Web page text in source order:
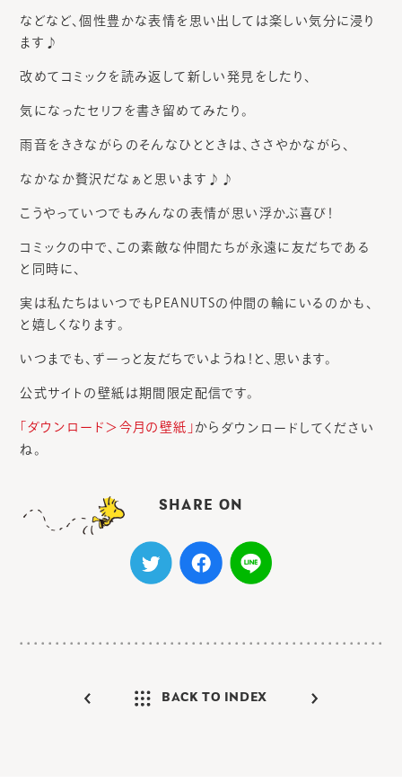
などなど、個性豊かな表情を思い出しては楽しい気分に浸り
ます♪
改めてコミックを読み返して新しい発見をしたり、
気になったセリフを書き留めてみたり。
雨音をききながらのそんなひとときは、ささやかながら、
なかなか贅沢だなぁと思います♪♪
こうやっていつでもみんなの表情が思い浮かぶ喜び！
コミックの中で、この素敵な仲間たちが永遠に友だちである
と同時に、
実は私たちはいつでもPEANUTSの仲間の輪にいるのかも、
と嬉しくなります。
いつまでも、ずーっと友だちでいようね！と、思います。
公式サイトの壁紙は期間限定配信です。
「ダウンロード＞今月の壁紙」 から ダウンロードしてください
ね。
SHARE ON
BACK TO INDEX